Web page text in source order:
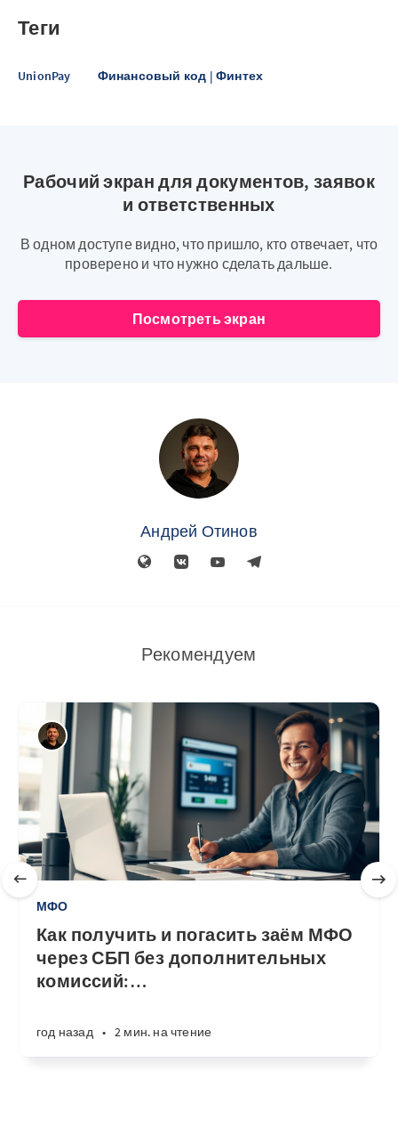
Теги
UnionPay Финансовый код | Финтех
Рабочий экран для документов, заявок
и ответственных
В одном доступе видно, что пришло, кто отвечает, что
проверено и что нужно сделать дальше.
Посмотреть экран
Андрей Отинов
Рекомендуем
МФО
Как получить и погасить заём МФО
через СБП без дополнительных
комиссий:…
год назад • 2 мин. на чтение